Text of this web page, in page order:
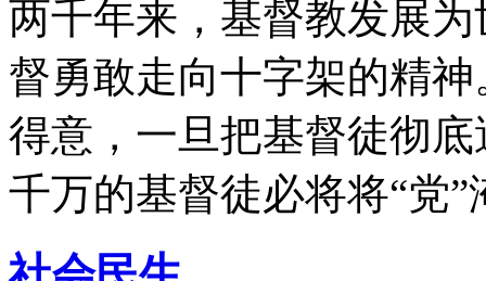
两千年来，基督教发展
督勇敢走向十字架的精
得意，一旦把基督徒彻
千万的基督徒必将将“党”